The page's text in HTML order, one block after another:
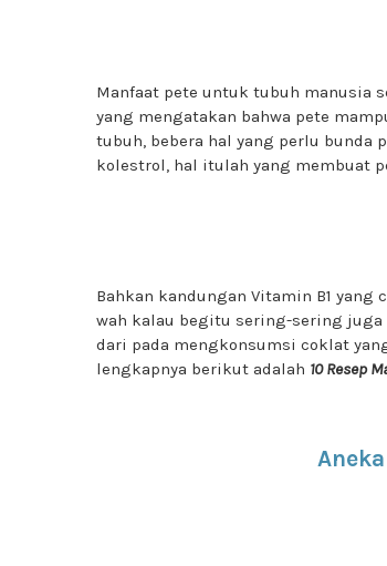
Manfaat pete untuk tubuh manusia
yang mengatakan bahwa pete
tubuh, bebera hal yang perlu bunda
kolestrol, hal itulah yang membuat
Bahkan kandungan Vitamin B1
wah kalau begitu sering-sering juga
dari pada mengkonsumsi coklat
lengkapnya berikut adalah 10 Resep